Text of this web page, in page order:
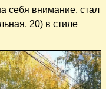
себя внимание, стал
20) в стиле